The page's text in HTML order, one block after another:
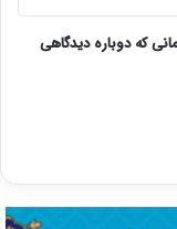
که دوباره دیدگاهی